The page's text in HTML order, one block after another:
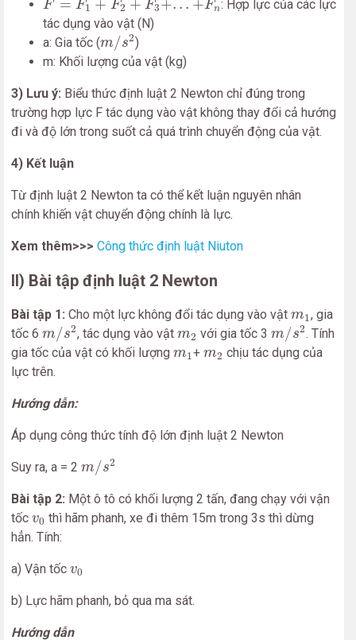
F = F1 + F2 + F3+. . . +Fn: Hợp lực của các lực
tác dụng vào vật (N)
a: Gia tốc (m/s2
m /s2)
m: Khối lượng của vật (kg)
3) Lưu ý: Biểu thức định luật 2 Newton chỉ đúng trong
trường hợp lực F tác dụng vào vật không thay đổi cả hướng
đi và độ lớn trong suốt cả quá trình chuyển động của vật.
4) Kết luận
Từ định luật 2 Newton ta có thể kết luận nguyên nhân
chính khiến vật chuyển động chính là lực.
Xem thêm>>> Công thức định luật Niuton
II) Bài tập định luật 2 Newton
Bài tập 1: Cho một lực không đổi tác dụng vào vật m1
m1 , gia
tốc 6 m/s2
m /s 2, tác dụng vào vật m2
m2 với gia tốc 3 m/s2
m/s2. Tính
gia tốc của vật có khối lượng m1
m1+ m2
m2 chịu tác dụng của
lực trên.
Hướng dẫn:
Áp dụng công thức tính độ lớn định luật 2 Newton
Suy ra, a = 2 m/s2
/s 2
Bài tập 2: Một ô tô có khối lượng 2 tấn, đang chạy với vận
tốc v0
v0 thì hãm phanh, xe đi thêm 15m trong 3s thì dừng
hẳn. Tính:
a) Vận tốc v0
v0
b) Lực hãm phanh, bỏ qua ma sát.
Hướng dẫn